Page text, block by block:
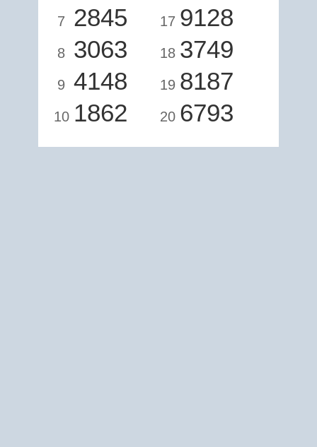
7 2845
8 3063
9 4148
10 1862
17 9128
18 3749
19 8187
20 6793